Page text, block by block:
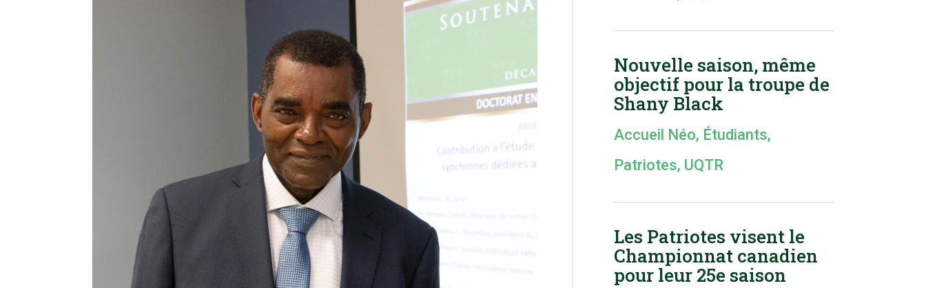
Nouvelle saison, même
objectif pour la troupe de
Shany Black
Accueil Néo, Étudiants,
Patriotes, UQTR
Les Patriotes visent le
Championnat canadien
pour leur 25e saison